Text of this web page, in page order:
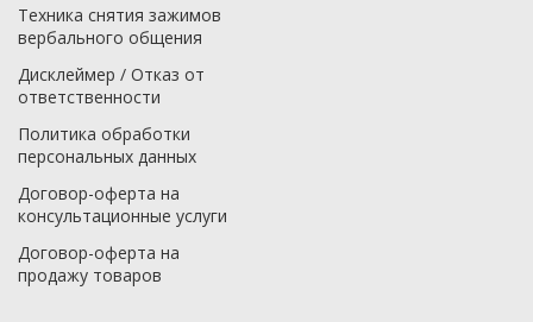
Техника снятия зажимов
вербального общения
Дисклеймер / Отказ от
ответственности
Политика обработки
персональных данных
Договор-оферта на
консультационные услуги
Договор-оферта на
продажу товаров